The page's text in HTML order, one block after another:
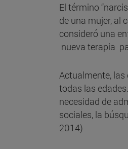
El término
de una mujer, al
consideró una
nueva terapia
Actualmente,
todas las
necesidad de
sociales, la
2014)